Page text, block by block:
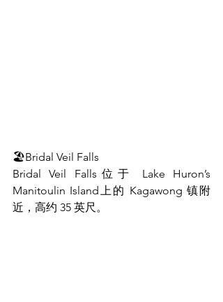
🏖Bridal Veil Falls
Bridal Veil Falls位于 Lake Huron’s
Manitoulin Island上的 Kagawong 镇附
近，高约 35 英尺。